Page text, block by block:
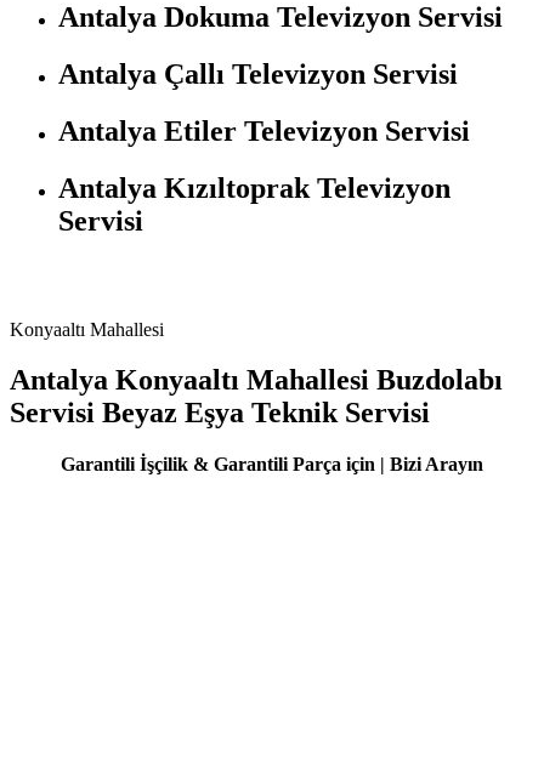
Antalya Dokuma Televizyon Servisi
Antalya Çallı Televizyon Servisi
Antalya Etiler Televizyon Servisi
Antalya Kızıltoprak Televizyon
Servisi
Konyaaltı Mahallesi
Antalya Konyaaltı Mahallesi Buzdolabı
Servisi Beyaz Eşya Teknik Servisi
Garantili İşçilik & Garantili Parça için | Bizi Arayın